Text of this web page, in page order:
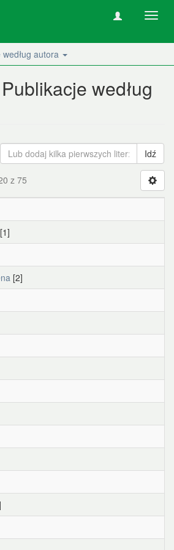
autora
według
Idź
z 75
[1]
[2]